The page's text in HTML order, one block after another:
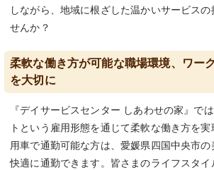
しながら、地域に根ざした温かいサービスの
せんか？
柔軟な働き方が可能な職場環境、ワー
を大切に
『デイサービスセンター しあわせの家』で
トという雇用形態を通じて柔軟な働き方を
用車で通勤可能な方は、愛媛県四国中央市の
快適に通勤できます。皆さまのライフスタ